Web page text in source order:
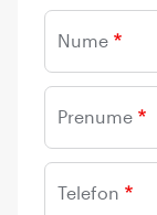
Nume
Prenume
Telefon